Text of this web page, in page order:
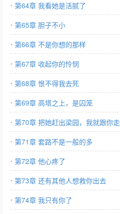
第64章 我看她是活腻了
第65章 胆子不小
第66章 不是你想的那样
第67章 收起你的怜悯
第68章 恨不得我去死
第69章 高塔之上，是囚笼
第70章 把她赶出梁园，我就跟你走
第71章 套路不是一般的多
第72章 他心疼了
第73章 还有其他人想救你出去
第74章 我只有你了